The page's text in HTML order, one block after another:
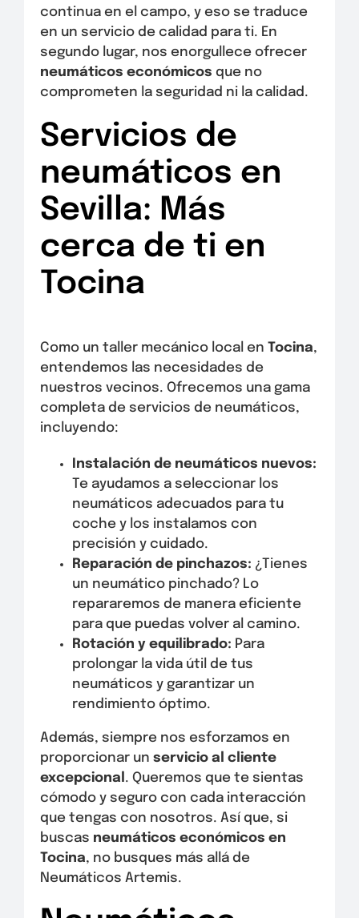
continua en el campo, y eso se traduce
en un servicio de calidad para ti. En
segundo lugar, nos enorgullece ofrecer
neumáticos económicos que no
comprometen la seguridad ni la calidad.
Servicios de
neumáticos en
Sevilla: Más
cerca de ti en
Tocina
Como un taller mecánico local en Tocina,
entendemos las necesidades de
nuestros vecinos. Ofrecemos una gama
completa de servicios de neumáticos,
incluyendo:
Instalación de neumáticos nuevos:
Te ayudamos a seleccionar los
neumáticos adecuados para tu
coche y los instalamos con
precisión y cuidado.
Reparación de pinchazos: ¿Tienes
un neumático pinchado? Lo
repararemos de manera eficiente
para que puedas volver al camino.
Rotación y equilibrado: Para
prolongar la vida útil de tus
neumáticos y garantizar un
rendimiento óptimo.
Además, siempre nos esforzamos en
proporcionar un servicio al cliente
excepcional . Queremos que te sientas
cómodo y seguro con cada interacción
que tengas con nosotros. Así que, si
buscas neumáticos económicos en
Tocina, no busques más allá de
Neumáticos Artemis.